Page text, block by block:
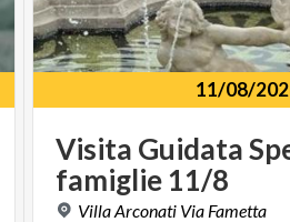
11/08/
Visita Guidata
famiglie 11/8
VillaArconati Via Fametta